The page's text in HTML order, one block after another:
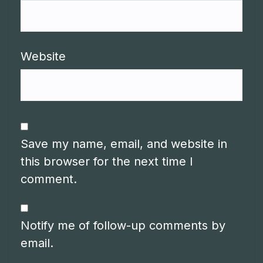
Website
Save my name, email, and website in
this browser for the next time I
comment.
Notify me of follow-up comments by
email.